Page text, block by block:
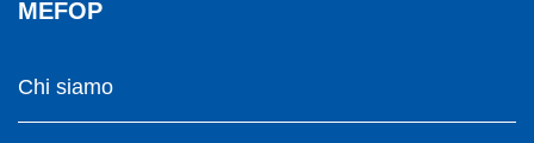
MEFOP
Chi siamo